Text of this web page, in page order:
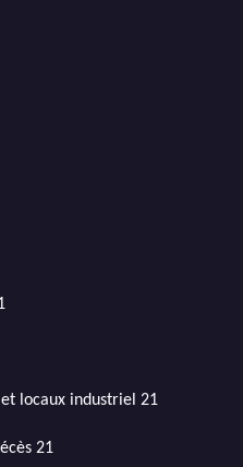
locaux industriel 21
21